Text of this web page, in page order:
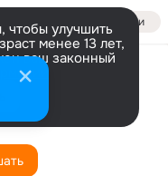
Войти
улучшить
менее 13 лет,
ваш законный